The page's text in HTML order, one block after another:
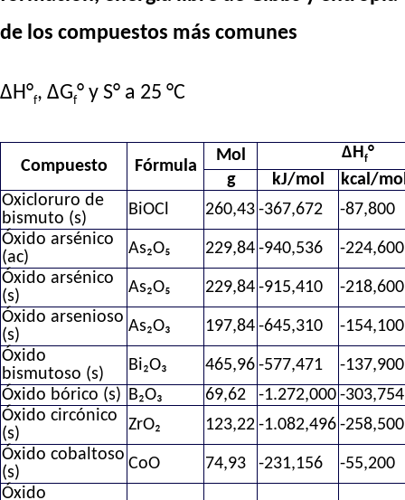
de los compuestos más comunes
ΔH°f, ΔGf° y S° a 25 °C
Compuesto Fórmula
Mol ΔH f°
g
kJ/mol
kcal/
Oxicloruro de
bismuto (s)
BiOCl 260,43 -367,672
-87,800
Óxido arsénico
(ac)
As₂O₅ 229,84 -940,536
-224,600
Óxido arsénico
(s)
As₂O₅ 229,84 -915,410
-218,600
Óxido arsenioso
(s)
As₂O₃ 197,84 -645,310
-154,100
Óxido
bismutoso (s)
Bi₂O₃ 465,96 -577,471
-137,900
Óxido bórico (s) B₂O₃ 69,62 -1.272,000 -303,754
Óxido circónico
(s)
ZrO₂ 123,22 -1.082,496 -258,500
Óxido cobaltoso
(s)
CoO 74,93 -231,156
-55,200
Óxido